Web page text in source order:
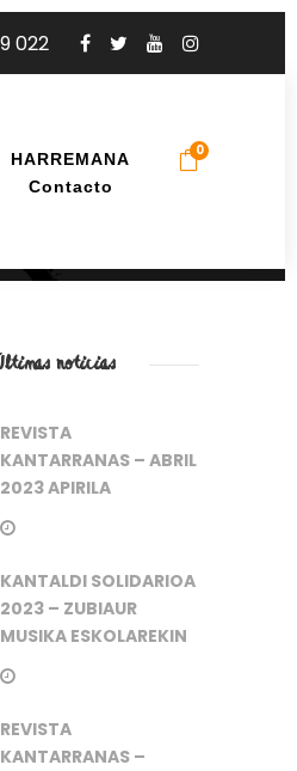
022
HARREMANA
Contacto
0
Últimas noticias
REVISTA
KANTARRANAS – ABRIL
2023 APIRILA
KANTALDI SOLIDARIOA
2023 – ZUBIAUR
MUSIKA ESKOLAREKIN
REVISTA
KANTARRANAS –